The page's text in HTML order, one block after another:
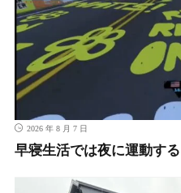
2026 年 8 月 7 日
早寝生活では夜に運動す